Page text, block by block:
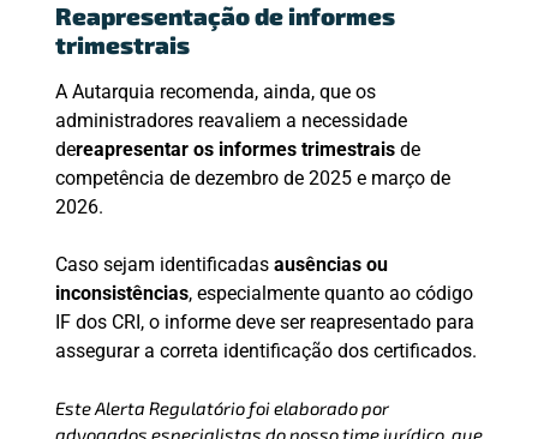
Reapresentação de informes
trimestrais
A Autarquia recomenda, ainda, que os
administradores reavaliem a necessidade
dereapresentar os informes trimestraisde
competência de dezembro de 2025 e março de
2026.
Caso sejam identificadas ausências ou
inconsistências, especialmente quanto ao código
IF dos CRI, o informe deve ser reapresentado para
assegurar a correta identificação dos certificados.
Este Alerta Regulatório foi elaborado por